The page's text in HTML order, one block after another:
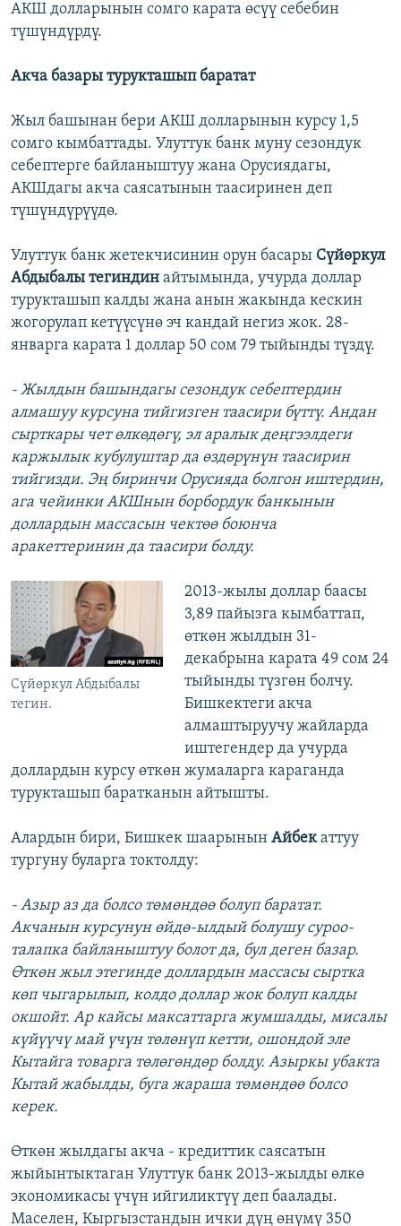
АКШ долларынын сомго карата өсүү себебин
түшүндүрдү.
Акча базары турукташып баратат
Жыл башынан бери АКШ долларынын курсу 1,5
сомго кымбаттады. Улуттук банк муну сезондук
себептерге байланыштуу жана Орусиядагы,
АКШдагы акча саясатынын таасиринен деп
түшүндүрүүдө.
Улуттук банк жетекчисинин орун басары Сүйөркул
Абдыбалы тегиндин айтымында, учурда доллар
турукташып калды жана анын жакында кескин
жогорулап кетүүсүнө эч кандай негиз жок. 28-
январга карата 1 доллар 50 сом 79 тыйынды түздү.
- Жылдын башындагы сезондук себептердин
алмашуу курсуна тийгизген таасири бүттү. Андан
сырткары чет өлкөдөгү, эл аралык деңгээлдеги
каржылык кубулуштар да өздөрүнүн таасирин
тийгизди. Эң биринчи Орусияда болгон иштердин,
ага чейинки АКШнын борбордук банкынын
доллардын массасын чектөө боюнча
аракеттеринин да таасири болду.
Сүйөркул Абдыбалы
тегин.
2013-жылы доллар баасы
3,89 пайызга кымбаттап,
өткөн жылдын 31-
декабрына карата 49 сом 24
тыйынды түзгөн болчу.
Бишкектеги акча
алмаштыруучу жайларда
иштегендер да учурда
доллардын курсу өткөн жумаларга караганда
турукташып баратканын айтышты.
Алардын бири, Бишкек шаарынын Айбекаттуу
тургуну буларга токтолду:
- Азыр аз да болсо төмөндөө болуп баратат.
Акчанын курсунун өйдө-ылдый болушу суроо-
талапка байланыштуу болот да, бул деген базар.
Өткөн жыл этегинде доллардын массасы сыртка
көп чыгарылып, колдо доллар жок болуп калды
окшойт. Ар кайсы максаттарга жумшалды, мисалы
күйүүчү май үчүн төлөнүп кетти, ошондой эле
Кытайга товарга төлөгөндөр болду. Азыркы убакта
Кытай жабылды, буга жараша төмөндөө болсо
керек.
Өткөн жылдагы акча - кредиттик саясатын
жыйынтыктаган Улуттук банк 2013-жылды өлкө
экономикасы үчүн ийгиликтүү деп баалады.
Маселен, Кыргызстандын ички дүң өнүмү 350